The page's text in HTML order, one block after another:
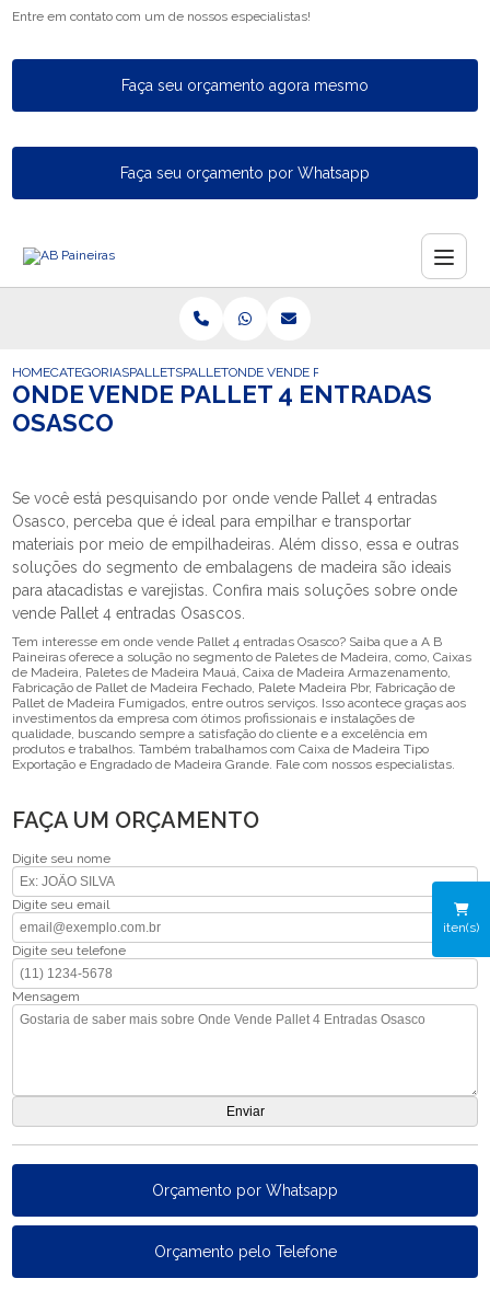
Entre em contato com um de nossos especialistas!
Faça seu orçamento agora mesmo
Faça seu orçamento por Whatsapp
iten(s)
HOMECATEGORIASPALLETSPALLETONDE VENDE PALLET 4 ENTRADAS
ONDE VENDE PALLET 4 ENTRADAS
OSASCO
Se você está pesquisando por onde vende Pallet 4 entradas
Osasco, perceba que é ideal para empilhar e transportar
materiais por meio de empilhadeiras. Além disso, essa e outras
soluções do segmento de embalagens de madeira são ideais
para atacadistas e varejistas. Confira mais soluções sobre onde
vende Pallet 4 entradas Osascos.
Tem interesse em onde vende Pallet 4 entradas Osasco? Saiba que a A B
Paineiras oferece a solução no segmento de Paletes de Madeira, como, Caixas
de Madeira, Paletes de Madeira Mauá, Caixa de Madeira Armazenamento,
Fabricação de Pallet de Madeira Fechado, Palete Madeira Pbr, Fabricação de
Pallet de Madeira Fumigados, entre outros serviços. Isso acontece graças aos
investimentos da empresa com ótimos profissionais e instalações de
qualidade, buscando sempre a satisfação do cliente e a excelência em
produtos e trabalhos. Também trabalhamos com Caixa de Madeira Tipo
Exportação e Engradado de Madeira Grande. Fale com nossos especialistas.
FAÇA UM ORÇAMENTO
Digite seu nome
Digite seu email
Digite seu telefone
Mensagem
Orçamento por Whatsapp
Orçamento pelo Telefone